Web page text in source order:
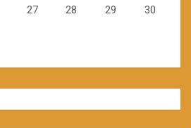
27 28 29
30